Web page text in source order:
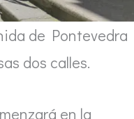
de Pontevedra
dos calles.
en la